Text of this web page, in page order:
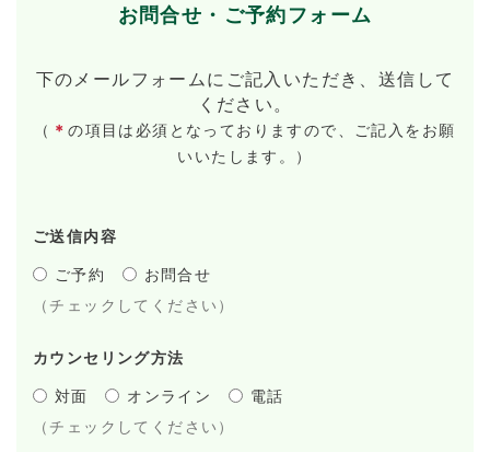
お問合せ・ご予約フォーム
下のメールフォームにご記入いただき、送信して
ください。
（ ＊の項目は必須となっておりますので、ご記入をお願
いいたします。）
ご送信内容
ご予約
お問合せ
（チェックしてください）
カウンセリング方法
対面 オンライン
電話
（チェックしてください）